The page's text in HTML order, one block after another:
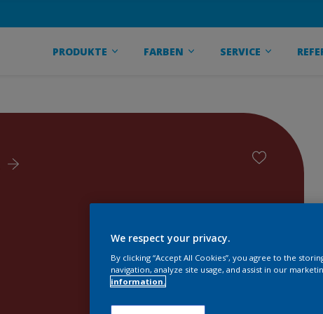
PRODUKTE FARBEN SERVICE
We respect your privacy.
By clicking “Accept All Cookies”, you agree to the
navigation, analyze site usage, and assist in our
information.